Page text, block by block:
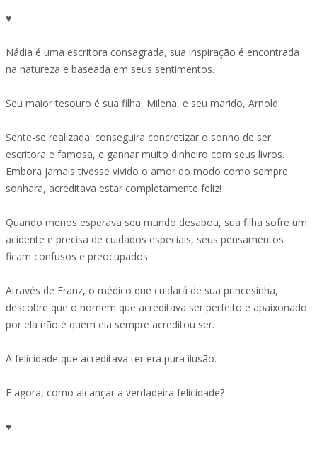
♥
Nádia é uma escritora consagrada, sua inspiração é encontrada
na natureza e baseada em seus sentimentos.
Seu maior tesouro é sua filha, Milena, e seu marido, Arnold.
Sente-se realizada: conseguira concretizar o sonho de ser
escritora e famosa, e ganhar muito dinheiro com seus livros.
Embora jamais tivesse vivido o amor do modo como sempre
sonhara, acreditava estar completamente feliz!
Quando menos esperava seu mundo desabou, sua filha sofre um
acidente e precisa de cuidados especiais, seus pensamentos
ficam confusos e preocupados.
Através de Franz, o médico que cuidará de sua princesinha,
descobre que o homem que acreditava ser perfeito e apaixonado
por ela não é quem ela sempre acreditou ser.
A felicidade que acreditava ter era pura ilusão.
E agora, como alcançar a verdadeira felicidade?
♥